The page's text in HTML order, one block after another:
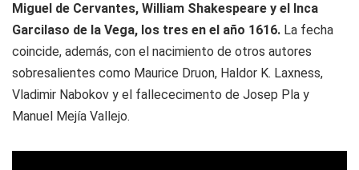
Miguel de Cervantes, William Shakespeare y el Inca
Garcilaso de la Vega, los tres en el año 1616. La fecha
coincide, además, con el nacimiento de otros autores
sobresalientes como Maurice Druon, Haldor K. Laxness,
Vladimir Nabokov y el fallececimento de Josep Pla y
Manuel Mejía Vallejo.